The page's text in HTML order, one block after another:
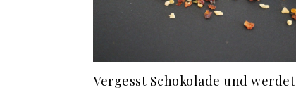
Vergesst Schokolade und werdet